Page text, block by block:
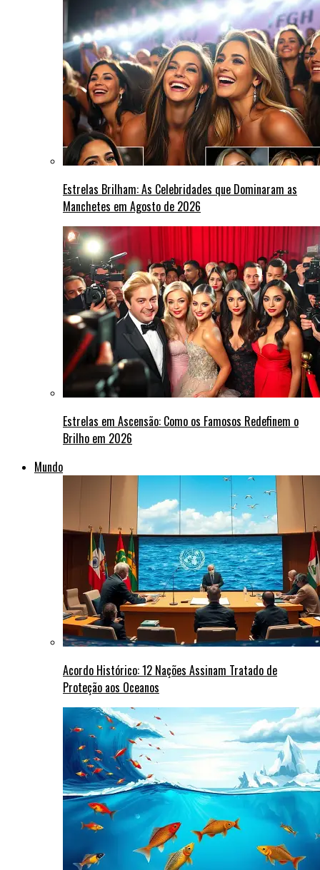
Estrelas Brilham: As Celebridades que Dominaram as
Manchetes em Agosto de 2026
Estrelas em Ascensão: Como os Famosos Redefinem o
Brilho em 2026
Mundo
Acordo Histórico: 12 Nações Assinam Tratado de
Proteção aos Oceanos